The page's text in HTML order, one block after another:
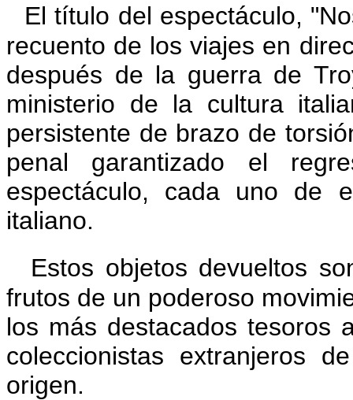
El título del espectáculo,
recuento de los viajes en
después de la guerra de
ministerio de la cultura
persistente de brazo de
penal garantizado el
espectáculo, cada uno de
italiano.
Estos objetos devueltos
frutos de un poderoso
los más destacados tesoros
coleccionistas extranjeros
origen.